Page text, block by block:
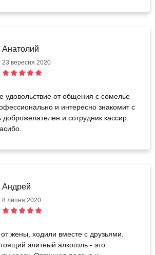
Анатолий
23 вересня 2020
удовольствие от общения с сомелье
и интересно знакомит с
и сотрудник кассир.
Андрей
8 липня 2020
жены, ходили вместе с друзьями.
элитный алкоголь - это